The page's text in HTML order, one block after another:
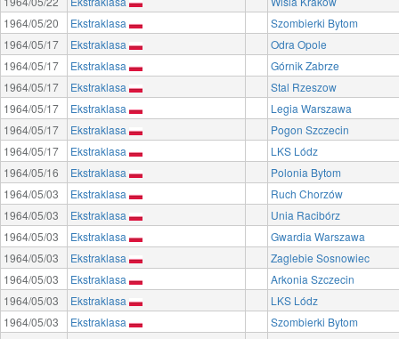
1964/05/20
Ekstraklasa
Szombierki Bytom
1964/05/17
Ekstraklasa
Odra Opole
1964/05/17
Ekstraklasa
Górnik Zabrze
1964/05/17
Ekstraklasa
Stal Rzeszow
1964/05/17
Ekstraklasa
Legia Warszawa
1964/05/17
Ekstraklasa
Pogon Szczecin
1964/05/17
Ekstraklasa
LKS Lódz
1964/05/16
Ekstraklasa
Polonia Bytom
1964/05/03
Ekstraklasa
Ruch Chorzów
1964/05/03
Ekstraklasa
Unia Racibórz
1964/05/03
Ekstraklasa
Gwardia Warszawa
1964/05/03
Ekstraklasa
Zaglebie Sosnowiec
1964/05/03
Ekstraklasa
Arkonia Szczecin
1964/05/03
Ekstraklasa
LKS Lódz
1964/05/03
Ekstraklasa
Szombierki Bytom